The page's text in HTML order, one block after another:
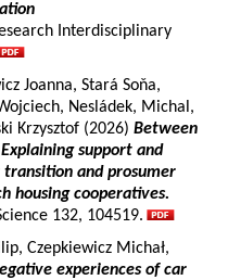
Interdisciplinary
Joanna, Stará Soňa,
Nesládek, Michal,
Krzysztof (2026) Between
support and
and prosumer
housing cooperatives.
132, 104519.
Czepkiewicz Michał,
experiences of car